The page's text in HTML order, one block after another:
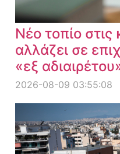
Νέο τοπίο στις
αλλάζει σε
«εξ
2026-08-09 03:55:08